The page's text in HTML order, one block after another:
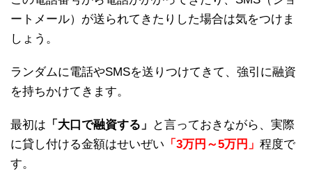
ートメール）が送られてきたりした場合は気をつけま
しょう。
ランダムに電話やSMSを送りつけてきて、強引に融資
を持ちかけてきます。
最初は 「大口で融資する」
と言っておきながら、実際
に貸し付ける金額はせいぜい 「3万円～5万円」 程度で
す。